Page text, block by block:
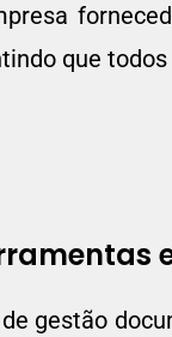
que
gestão